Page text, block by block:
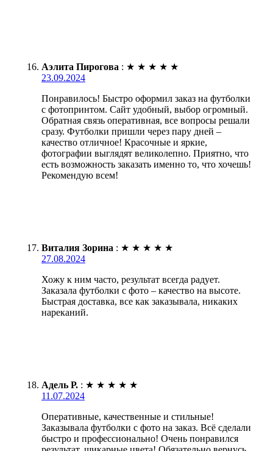
Аэлита Пирогова : ★ ★ ★ ★ ★
23.09.2024
Понравилось! Быстро оформил заказ на футболки
с фотопринтом. Сайт удобный, выбор огромный.
Обратная связь оперативная, все вопросы решали
сразу. Футболки пришли через пару дней –
качество отличное! Красочные и яркие,
фотографии выглядят великолепно. Приятно, что
есть возможность заказать именно то, что хочешь!
Рекомендую всем!
Виталия Зорина : ★ ★ ★ ★ ★
27.08.2024
Хожу к ним часто, результат всегда радует.
Заказала футболки с фото – качество на высоте.
Быстрая доставка, все как заказывала, никаких
нареканий.
Адель Р. : ★ ★ ★ ★ ★
11.07.2024
Оперативные, качественные и стильные!
Заказывала футболки с фото на заказ. Всё сделали
быстро и профессионально! Очень понравился